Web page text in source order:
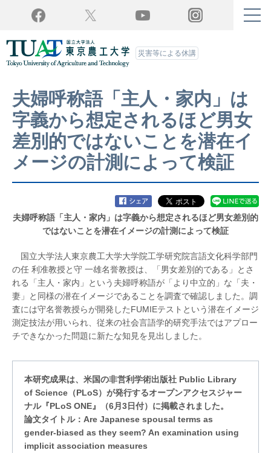
Facebook YouTube Instagram
災害等による休講
夫婦呼称語「主人・家内」は
字義から想定されるほど男女
差別的ではないことを潜在イ
メージの計測によって検証
夫婦呼称語「主人・家内」は字義から想定されるほど男女差別的
ではないことを潜在イメージの計測によって検証
国立大学法人東京農工大学大学院工学研究院言語文化科学部門
の任 利准教授と守 一雄名誉教授は、「男女差別的である」とさ
れる「主人・家内」という夫婦呼称語が「より中立的」な「夫・
妻」と同様の潜在イメージであることを調査で確認しました。調
査には守名誉教授らが開発したFUMIEテストという潜在イメージ
測定技法が用いられ、従来の社会言語学的研究手法ではアプロー
チできなかった問題に新たな知見を見出しました。
本研究成果は、米国の非営利学術出版社 Public Library
of Science（PLoS）が発行するオープンアクセスジャー
ナル『PLoS ONE』（6月3日付）に掲載されました。
論文タイトル：Are Japanese spousal terms as
gender-biased as they seem? An examination using
implicit association measures